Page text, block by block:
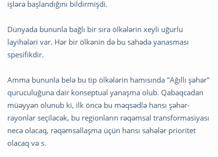
işlərə başlandığını bildirmişdi.
Dünyada bununla bağlı bir sıra ölkələrin xeyli uğurlu
layihələri var. Hər bir ölkənin də bu sahədə yanasması
spesifikdir.
Amma bununla belə bu tip ölkələrin hamısında "Ağıllı şəhər"
quruculuğuna dair konseptual yanaşma olub. Qabaqcadan
müəyyən olunub ki, ilk öncə bu məqsədlə hansı şəhər-
rayonlar seçiləcək, bu regionların rəqəmsal transformasiyası
necə olacaq, rəqəmsallaşma üçün hansı sahələr prioritet
olacaq və s.